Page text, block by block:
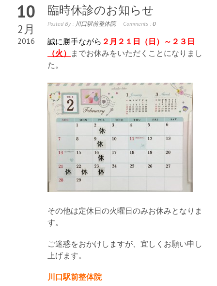
10
2月
2016
臨時休診のお知らせ
Posted By : 川口駅前整体院 Comments : 0
誠に勝手ながら ２月２１日（日）～２３日
（火） までお休みをいただくことになりまし
た。
その他は定休日の火曜日のみお休みとなりま
す。
ご迷惑をおかけしますが、宜しくお願い申し
上げます。
川口駅前整体院